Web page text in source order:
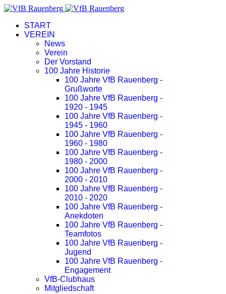
START
VEREIN
News
Verein
Der Vorstand
100 Jahre Historie
100 Jahre VfB Rauenberg -
Grußworte
100 Jahre VfB Rauenberg -
1920 - 1945
100 Jahre VfB Rauenberg -
1945 - 1960
100 Jahre VfB Rauenberg -
1960 - 1980
100 Jahre VfB Rauenberg -
1980 - 2000
100 Jahre VfB Rauenberg -
2000 - 2010
100 Jahre VfB Rauenberg -
2010 - 2020
100 Jahre VfB Rauenberg -
Anekdoten
100 Jahre VfB Rauenberg -
Teamfotos
100 Jahre VfB Rauenberg -
Jugend
100 Jahre VfB Rauenberg -
Engagement
VfB-Clubhaus
Mitgliedschaft